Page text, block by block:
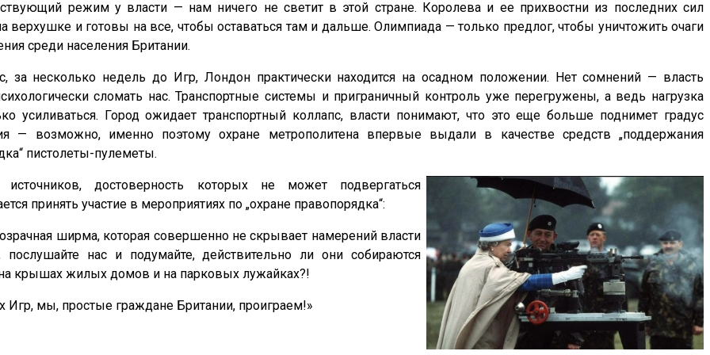
режим у власти — нам ничего не светит в этой стране. Королева и ее прихвостни из последних сил
верхушке и готовы на все, чтобы оставаться там и дальше. Олимпиада — только предлог, чтобы уничтожить очаги
среди населения Британии.
за несколько недель до Игр, Лондон практически находится на осадном положении. Нет сомнений — власть
сломать нас. Транспортные системы и приграничный контроль уже перегружены, а ведь нагрузка
усиливаться. Город ожидает транспортный коллапс, власти понимают, что это еще больше поднимет градус
— возможно, именно поэтому охране метрополитена впервые выдали в качестве средств „поддержания
пистолеты-пулеметы.
достоверность которых не может подвергаться
принять участие в мероприятиях по „охране правопорядка“:
ширма, которая совершенно не скрывает намерений власти
нас и подумайте, действительно ли они собираются
крышах жилых домов и на парковых лужайках?!
мы, простые граждане Британии, проиграем!»